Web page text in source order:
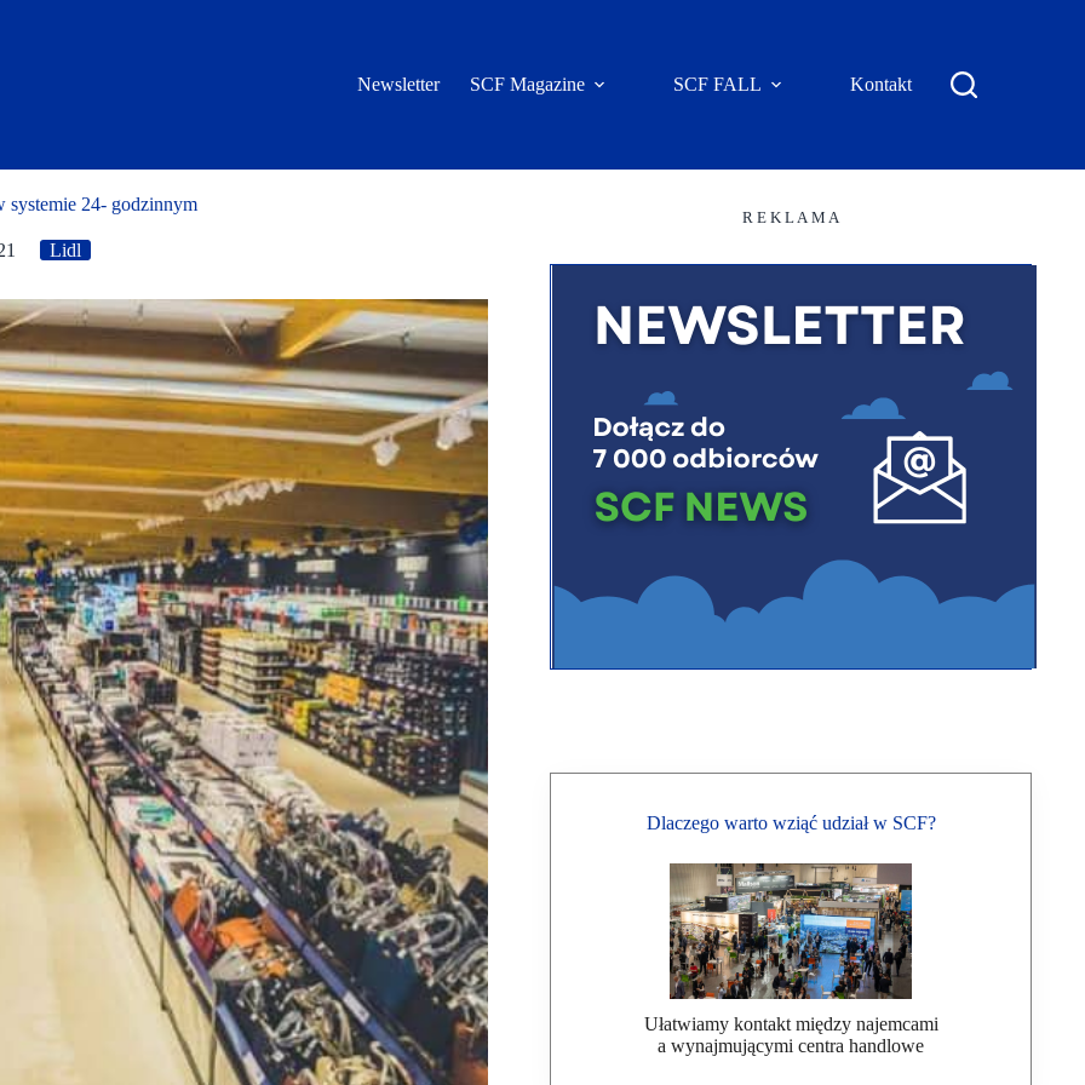
Newsletter SCF Magazine SCF FALL Kontakt
systemie 24- godzinnym
Lidl
R E K L A M A
Dlaczego warto wziąć udział w SCF?
Ułatwiamy kontakt między najemcami
a wynajmującymi centra handlowe